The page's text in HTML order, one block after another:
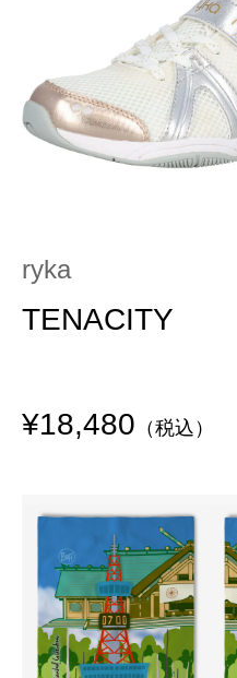
ryka
TENACITY
¥18,480 （税込）